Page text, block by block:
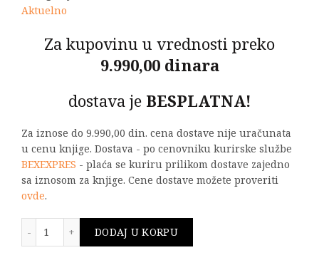
Aktuelno
Za kupovinu u vrednosti preko
9.990,00 dinara
dostava je BESPLATNA!
Za iznose do 9.990,00 din. cena dostave nije uračunata
u cenu knjige. Dostava - po cenovniku kurirske službe
BEXEXPRES - plaća se kuriru prilikom dostave zajedno
sa iznosom za knjige. Cene dostave možete proveriti
ovde.
DODAJ U KORPU